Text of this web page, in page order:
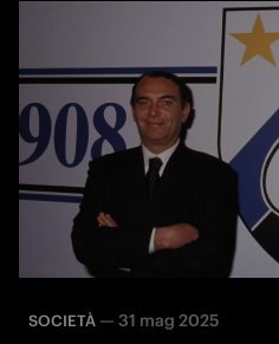
SOCIETÀ — 31 mag 2025